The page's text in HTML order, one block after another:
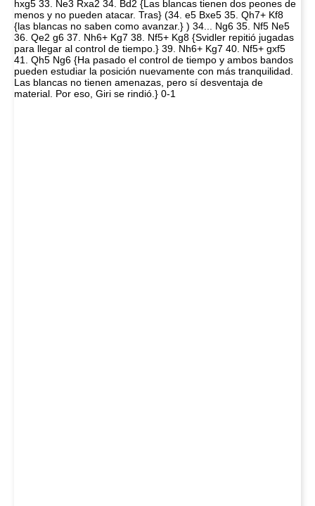
hxg5 33. Ne3 Rxa2 34. Bd2 {Las blancas tienen dos peones de
menos y no pueden atacar. Tras} (34. e5 Bxe5 35. Qh7+ Kf8
{las blancas no saben como avanzar.} ) 34... Ng6 35. Nf5 Ne5
36. Qe2 g6 37. Nh6+ Kg7 38. Nf5+ Kg8 {Svidler repitió jugadas
para llegar al control de tiempo.} 39. Nh6+ Kg7 40. Nf5+ gxf5
41. Qh5 Ng6 {Ha pasado el control de tiempo y ambos bandos
pueden estudiar la posición nuevamente con más tranquilidad.
Las blancas no tienen amenazas, pero sí desventaja de
material. Por eso, Giri se rindió.} 0-1